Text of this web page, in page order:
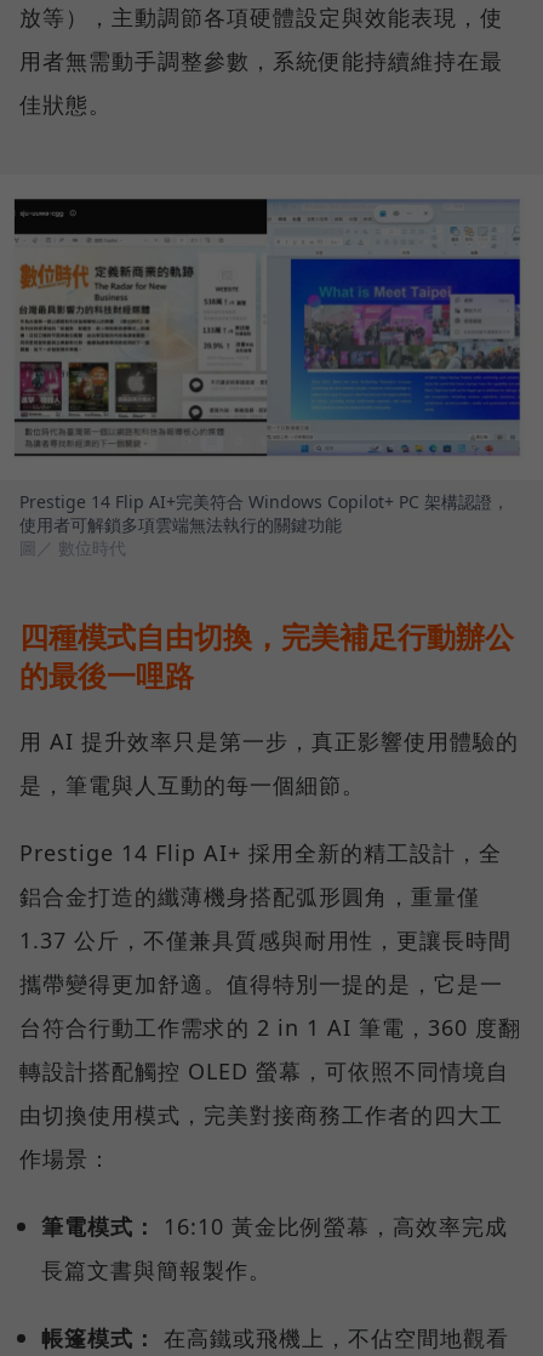
放等），主動調節各項硬體設定與效能表現，使
用者無需動手調整參數，系統便能持續維持在最
佳狀態。
Prestige 14 Flip AI+完美符合 Windows Copilot+ PC 架構認證，
使用者可解鎖多項雲端無法執行的關鍵功能
圖／ 數位時代
四種模式自由切換，完美補足行動辦公
的最後一哩路
用 AI 提升效率只是第一步，真正影響使用體驗的
是，筆電與人互動的每一個細節。
Prestige 14 Flip AI+ 採用全新的精工設計，全
鋁合金打造的纖薄機身搭配弧形圓角，重量僅
1.37 公斤，不僅兼具質感與耐用性，更讓長時間
攜帶變得更加舒適。值得特別一提的是，它是一
台符合行動工作需求的 2 in 1 AI 筆電，360 度翻
轉設計搭配觸控 OLED 螢幕，可依照不同情境自
由切換使用模式，完美對接商務工作者的四大工
作場景：
筆電模式：
16:10 黃金比例螢幕，高效率完成
長篇文書與簡報製作。
帳篷模式： 在高鐵或飛機上，不佔空間地觀看